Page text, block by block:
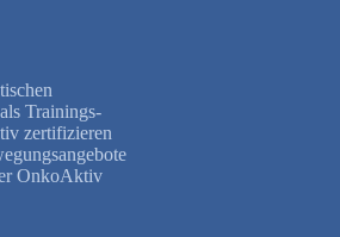
Trainings-
zertifizieren
OnkoAktiv